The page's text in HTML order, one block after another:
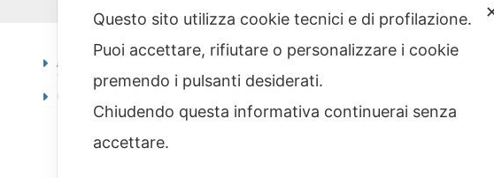
Amministrazione
trasparente
Codice etico
Cookie policy
Questo sito utilizza cookie tecnici e di profilazione.
Puoi accettare, rifiutare o personalizzare i cookie
premendo i pulsanti desiderati.
Chiudendo questa informativa continuerai senza
accettare.